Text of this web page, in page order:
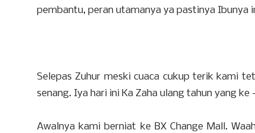
pembantu, peran utamanya ya pastinya Ibunya
Selepas Zuhur meski cuaca cukup terik kami
senang. Iya hari ini Ka Zaha ulang tahun yang
Awalnya kami berniat ke BX Change Mall.